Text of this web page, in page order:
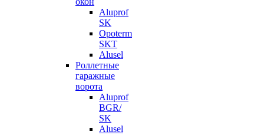
Aluprof
SK
Opoterm
SKT
Alusel
Роллетные
гаражные
ворота
Aluprof
BGR/
SK
Alusel